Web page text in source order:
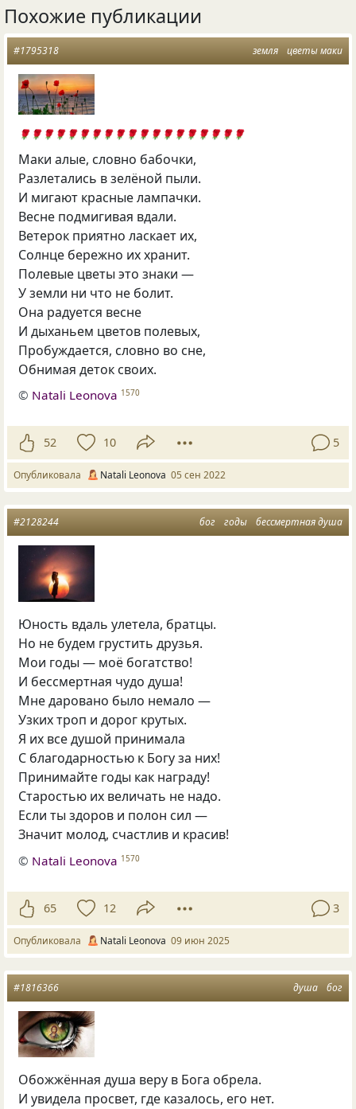
Похожие публикации
земля цветы маки
#1795318
🌹🌹🌹🌹🌹🌹🌹🌹🌹🌹🌹🌹🌹🌹🌹🌹🌹🌹🌹
Маки алые, словно бабочки,
Разлетались в зелёной пыли.
И мигают красные лампачки.
Весне подмигивая вдали.
Ветерок приятно ласкает их,
Солнце бережно их хранит.
Полевые цветы это знаки —
У земли ни что не болит.
Она радуется весне
И дыханьем цветов полевых,
Пробуждается, словно во сне,
Обнимая деток своих.
© Natali Leonova 1570
52 10 5
Опубликовала Natali Leonova 05 сен 2022
бог годы бессмертная душа
#2128244
Юность вдаль улетела, братцы.
Но не будем грустить друзья.
Мои годы — моё богатство!
И бессмертная чудо душа!
Мне даровано было немало —
Узких троп и дорог крутых.
Я их все душой принимала
С благодарностью к Богу за них!
Принимайте годы как награду!
Старостью их величать не надо.
Если ты здоров и полон сил —
Значит молод, счастлив и красив!
© Natali Leonova 1570
65 12 3
Опубликовала Natali Leonova 09 июн 2025
душа бог
#1816366
Обожжённая душа веру в Бога обрела.
И увидела просвет, где казалось, его нет.